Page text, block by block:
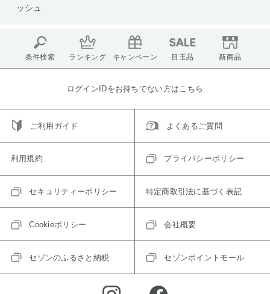
ッシュ
条件検索 ランキング キャンペーン 目玉品 新商品
ログインIDをお持ちでない方はこちら
ご利用ガイド よくあるご質問
利用規約 プライバシーポリシー
セキュリティーポリシー 特定商取引法に基づく表記
Cookieポリシー 会社概要
セゾンのふるさと納税 セゾンポイントモール